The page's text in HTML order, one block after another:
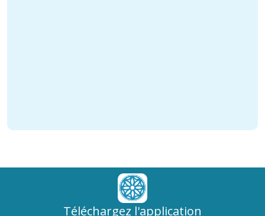
Téléchargez l'application